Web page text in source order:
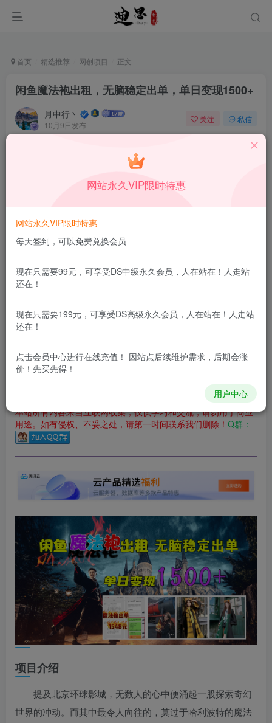
首页 精选推荐 网创项目 正文
闲鱼魔法袍出租，无脑稳定出单，单日变现1500+
月中行丶
10月9日发布
关注 私信
闲鱼魔法袍出租，无脑稳定出单，单日变现1500+
此内容为付费资源，请付费后查看
￥1.99
DS中级会员免费
本站付费资源为网络虚拟产品，由于网络资源具有极快的可复制性，
本站内容分为：登录回复下载，积分下载，RMB下载，积分下
载及登录回复下载，都为免费资源，积分只需签到就可以获
得！
本站所有内容来自互联网收集，仅供学习和交流，请勿用于商业
用途。如有侵权、不妥之处，请第一时间联系我们删除！ Q群：
项目介绍
提及北京环球影城，无数人的心中便涌起一股探索奇幻
世界的冲动。而其中最令人向往的，莫过于哈利波特的魔法
网站永久VIP限时特惠
网站永久VIP限时特惠
每天签到，可以免费兑换会员
现在只需要99元，可享受DS中级永久会员，人在站在！人走站
还在！
现在只需要199元，可享受DS高级永久会员，人在站在！人走站
还在！
点击会员中心进行在线充值！ 因站点后续维护需求，后期会涨
价！先买先得！
用户中心